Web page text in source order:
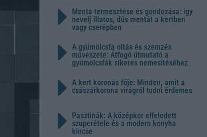
Menta termesztése és gondozása: így
nevelj illatos, dús mentát a kertben
vagy cserépben
A gyümölcsfa oltás és szemzés
művészete: Átfogó útmutató a
gyümölcsfák sikeres nemesítéséhez
A kert koronás fője: Minden, amit a
császárkorona virágról tudni érdemes
Pasztinák: A középkor elfeledett
szuperétele és a modern konyha
kincse